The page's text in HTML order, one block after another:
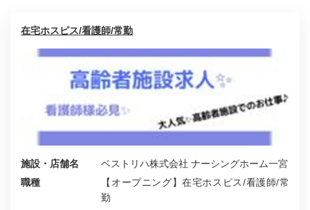
在宅ホスピス/看護師/常勤
施設・店舗名
ベストリハ株式会社 ナーシングホーム一宮
職種
【オープニング】在宅ホスピス/看護師/常
勤